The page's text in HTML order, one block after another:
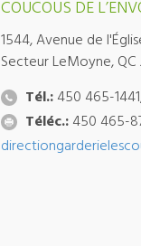
COUCOUS DE
1544, Avenue de
Secteur LeMoyne, QC
Tél.:450 465-
Téléc.:450 465-